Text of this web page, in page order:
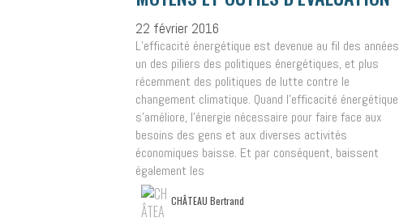
22 février 2016
L’efficacité énergétique est devenue au fil des années
un des piliers des politiques énergétiques, et plus
récemment des politiques de lutte contre le
changement climatique. Quand l’efficacité énergétique
s’améliore, l’énergie nécessaire pour faire face aux
besoins des gens et aux diverses activités
économiques baisse. Et par conséquent, baissent
également les
CHÂTEAU Bertrand